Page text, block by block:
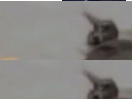
投票中获得
迈入新的发
“AI版维基百